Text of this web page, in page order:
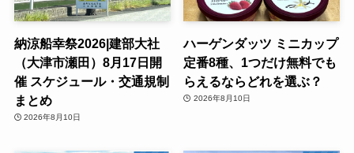
納涼船幸祭2026|建部大社
（大津市瀬田）8月17日開
催 スケジュール・交通規制
まとめ
2026年8月10日
ハーゲンダッツ ミニカップ
定番8種、1つだけ無料でも
らえるならどれを選ぶ？
2026年8月10日